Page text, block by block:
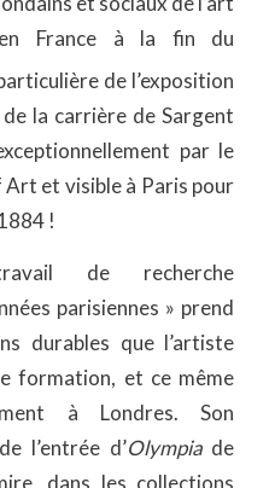
France à la fin du
de l’exposition
la carrière de Sargent
par le
et visible à Paris pour
!
de recherche
parisiennes » prend
durables que l’artiste
formation, et ce même
à Londres. Son
l’entrée d’Olympiade
dans les collections